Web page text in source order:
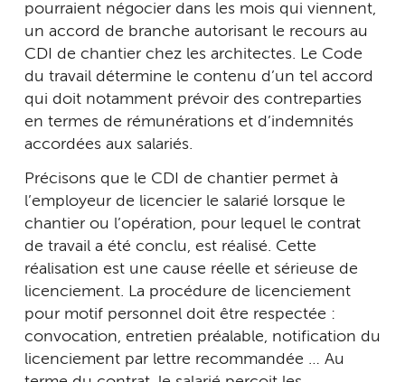
pourraient négocier dans les mois qui viennent,
un accord de branche autorisant le recours au
CDI de chantier chez les architectes. Le Code
du travail détermine le contenu d’un tel accord
qui doit notamment prévoir des contreparties
en termes de rémunérations et d’indemnités
accordées aux salariés.
Précisons que le CDI de chantier permet à
l’employeur de licencier le salarié lorsque le
chantier ou l’opération, pour lequel le contrat
de travail a été conclu, est réalisé. Cette
réalisation est une cause réelle et sérieuse de
licenciement. La procédure de licenciement
pour motif personnel doit être respectée :
convocation, entretien préalable, notification du
licenciement par lettre recommandée … Au